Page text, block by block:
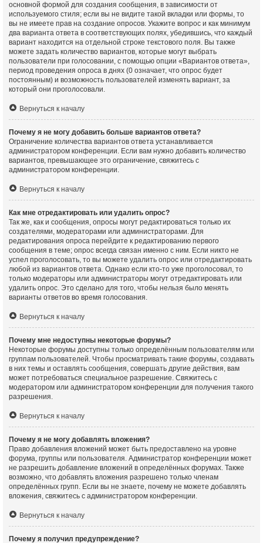
основной формой для создания сообщения, в зависимости от
используемого стиля; если вы не видите такой вкладки или формы, то
вы не имеете прав на создание опросов. Укажите вопрос и как минимум
два варианта ответа в соответствующих полях, убедившись, что каждый
вариант находится на отдельной строке текстового поля. Вы также
можете задать количество вариантов, которые могут выбрать
пользователи при голосовании, с помощью опции «Вариантов ответа»,
период проведения опроса в днях (0 означает, что опрос будет
постоянным) и возможность пользователей изменять вариант, за
который они проголосовали.
Вернуться к началу
Почему я не могу добавить больше вариантов ответа?
Ограничение количества вариантов ответа устанавливается
администратором конференции. Если вам нужно добавить количество
вариантов, превышающее это ограничение, свяжитесь с
администратором конференции.
Вернуться к началу
Как мне отредактировать или удалить опрос?
Так же, как и сообщения, опросы могут редактироваться только их
создателями, модераторами или администраторами. Для
редактирования опроса перейдите к редактированию первого
сообщения в теме; опрос всегда связан именно с ним. Если никто не
успел проголосовать, то вы можете удалить опрос или отредактировать
любой из вариантов ответа. Однако если кто-то уже проголосовал, то
только модераторы или администраторы могут отредактировать или
удалить опрос. Это сделано для того, чтобы нельзя было менять
варианты ответов во время голосования.
Вернуться к началу
Почему мне недоступны некоторые форумы?
Некоторые форумы доступны только определённым пользователям или
группам пользователей. Чтобы просматривать такие форумы, создавать
в них темы и оставлять сообщения, совершать другие действия, вам
может потребоваться специальное разрешение. Свяжитесь с
модератором или администратором конференции для получения такого
разрешения.
Вернуться к началу
Почему я не могу добавлять вложения?
Право добавления вложений может быть предоставлено на уровне
форума, группы или пользователя. Администратор конференции может
не разрешить добавление вложений в определённых форумах. Также
возможно, что добавлять вложения разрешено только членам
определённых групп. Если вы не знаете, почему не можете добавлять
вложения, свяжитесь с администратором конференции.
Вернуться к началу
Почему я получил предупреждение?